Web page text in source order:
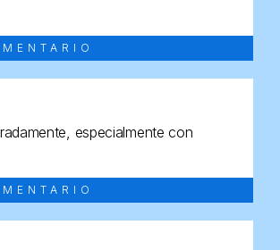
especialmente con